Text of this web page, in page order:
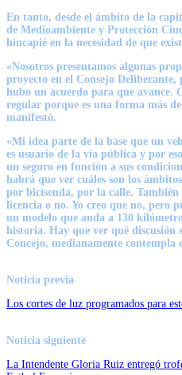
En tanto, desde el ámbito de la
de Medioambiente y Protección
hincapié en la necesidad de que
«Nosotros presentamos algunas
proyecto en el Consejo
hubo un acuerdo para que avance.
regular porque es una forma más
manifestó.
«Mi idea parte de la base que un
es usuario de la vía pública y por
un seguro en función a sus
habrá que ver cuáles son los
por bicisenda, por la calle.
licencia o no. Yo creo que no, pero
un modelo que anda a 130
historia. Hay que ver qué discusión
Concejo, medianamente contempla
Noticia previa
Los cortes de luz programados para
Noticia siguiente
La Intendente Gloria Ruiz entregó